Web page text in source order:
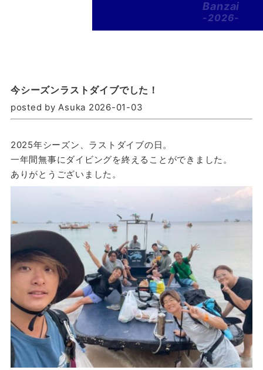
Banzai
-2026-
今シーズンラストダイブでした！
posted by Asuka 2026-01-03
2025年シーズン、ラストダイブの日。
一年間無事にダイビングを終えることができました。
ありがとうございました。